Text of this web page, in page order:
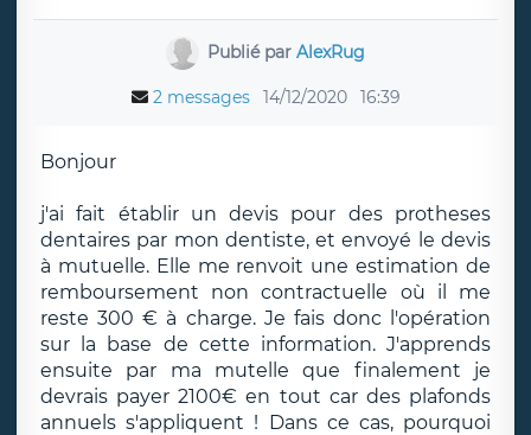
Publié parAlexRug
2 messages 14/12/2020 16:39
Bonjour
j'ai fait établir un devis pour des protheses
dentaires par mon dentiste, et envoyé le devis
à mutuelle. Elle me renvoit une estimation de
remboursement non contractuelle où il me
reste 300 € à charge. Je fais donc l'opération
sur la base de cette information. J'apprends
ensuite par ma mutelle que finalement je
devrais payer 2100€ en tout car des plafonds
annuels s'appliquent ! Dans ce cas, pourquoi